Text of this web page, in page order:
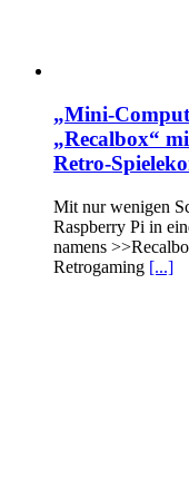
„Mini-
„Recalbox“
Retro-
Mit nur wenigen
Raspberry Pi in
namens
Retrogaming [...]